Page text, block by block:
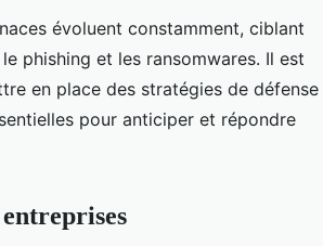
évoluent constamment, ciblant
phishing et les ransomwares. Il est
en place des stratégies de défense
pour anticiper et répondre